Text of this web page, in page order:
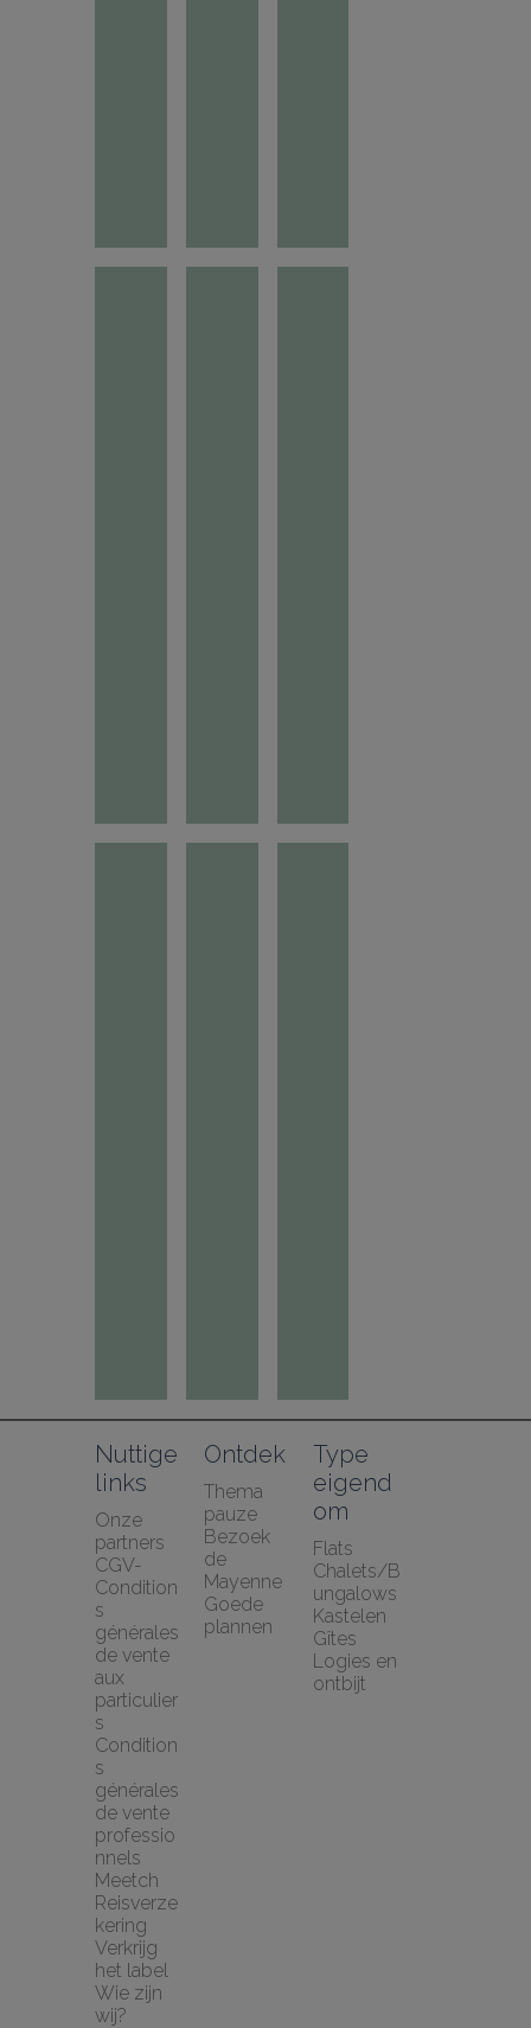
Nuttige
links
Onze
partners
CGV-
Condition
s
générales
de vente
aux
particulier
s
Condition
s
générales
de vente
professio
nnels
Meetch
Reisverze
kering
Verkrijg
het label
Wie zijn
wij?
Ontdek
Thema
pauze
Bezoek
de
Mayenne
Goede
plannen
Type
eigend
om
Flats
Chalets/B
ungalows
Kastelen
Gîtes
Logies en
ontbijt